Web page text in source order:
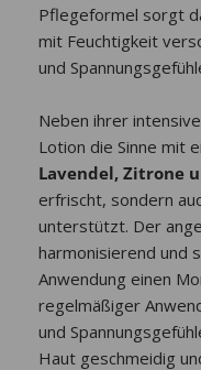
Pflegeformel sorgt
mit Feuchtigkeit
und
Neben ihrer
Lotion die Sinne mit
Lavendel, Zitrone
erfrischt, sondern
unterstützt. Der
harmonisierend und
Anwendung einen
regelmäßiger
und
Haut geschmeidig